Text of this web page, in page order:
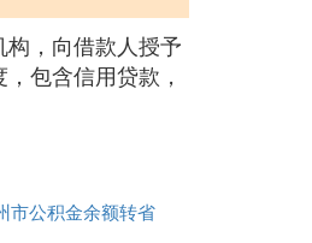
，向借款人授予
包含信用贷款，
市公积金余额转省